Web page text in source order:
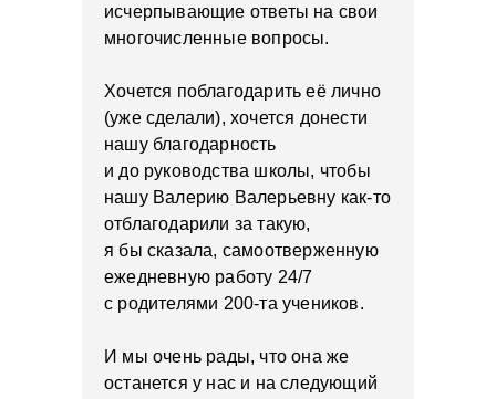
исчерпывающие ответы на свои
многочисленные вопросы.
Хочется поблагодарить её лично
(уже сделали), хочется донести
нашу благодарность
и до руководства школы, чтобы
нашу Валерию Валерьевну как-то
отблагодарили за такую,
я бы сказала, самоотверженную
ежедневную работу 24/7
с родителями 200-та учеников.
И мы очень рады, что она же
останется у нас и на следующий